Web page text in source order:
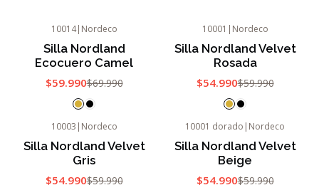
Agotado
10014| Nordeco
Silla Nordland
Ecocuero Camel
$59.990$69.990
10001 | Nordeco
Silla Nordland Velvet
Rosada
$54.990$59.990
10003 | Nordeco
Silla Nordland Velvet
Gris
$54.990$59.990
Agotado
10001 dorado | Nordeco
Silla Nordland Velvet
Beige
$54.990$59.990